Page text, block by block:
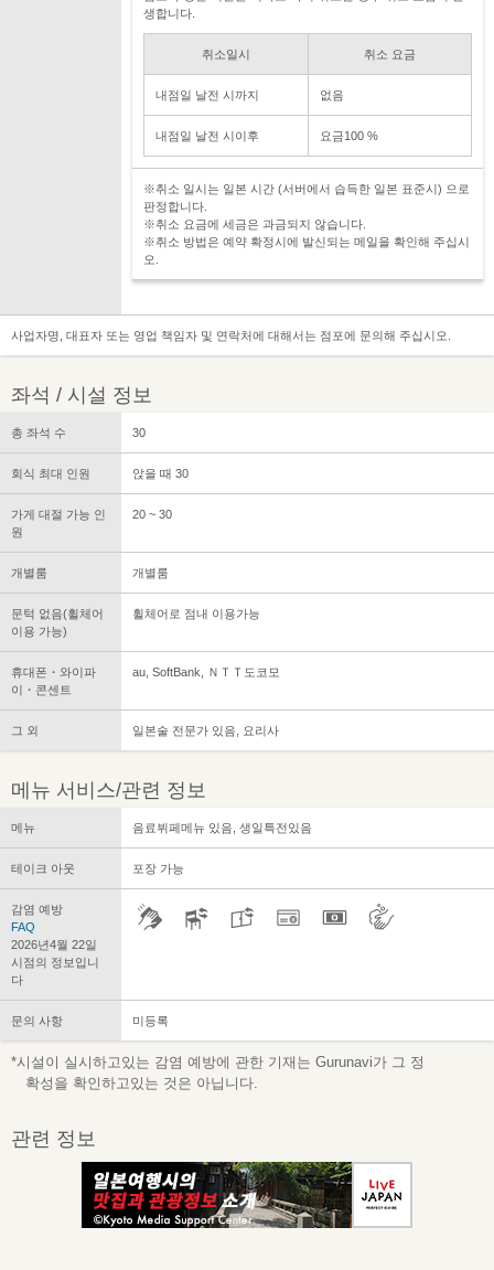
생합니다.
취소일시 취소 요금
내점일 날전 시까지 없음
내점일 날전 시이후 요금100 %
※취소 일시는 일본 시간 (서버에서 습득한 일본 표준시) 으로
판정합니다.
※취소 요금에 세금은 과금되지 않습니다.
※취소 방법은 예약 확정시에 발신되는 메일을 확인해 주십시
오.
사업자명, 대표자 또는 영업 책임자 및 연락처에 대해서는 점포에 문의해 주십시오.
좌석 / 시설 정보
총 좌석 수 30
회식 최대 인원 앉을 때 30
가게 대절 가능 인
원
20 ~ 30
개별룸 개별룸
문턱 없음(휠체어
이용 가능)
휠체어로 점내 이용가능
휴대폰・와이파
이・콘센트
au, SoftBank, ＮＴＴ도코모
그 외 일본술 전문가 있음, 요리사
메뉴 서비스/관련 정보
메뉴 음료뷔페메뉴 있음, 생일특전있음
테이크 아웃 포장 가능
감염 예방
FAQ
2026년4월 22일
시점의 정보입니
다
문의 사항 미등록
*시설이 실시하고있는 감염 예방에 관한 기재는 Gurunavi가 그 정
확성을 확인하고있는 것은 아닙니다.
관련 정보